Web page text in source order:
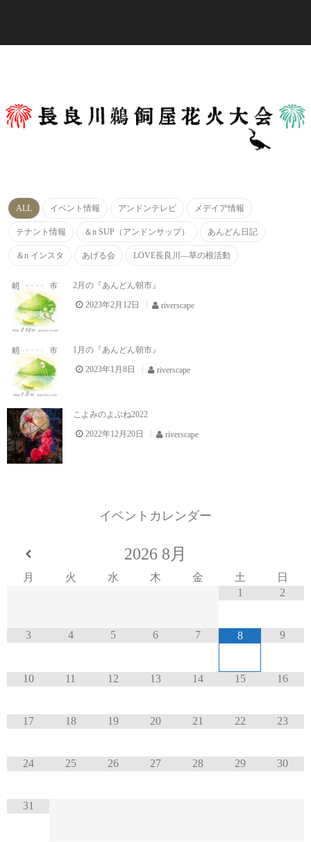
ALL イベント情報 アンドンテレビ メデイア情報
テナント情報 ＆n SUP（アンドンサップ） あんどん日記
＆n インスタ あげる会 LOVE長良川―草の根活動
2月の『あんどん朝市』
2023年2月12日
riverscape
1月の『あんどん朝市』
2023年1月8日
riverscape
こよみのよぶね2022
2022年12月20日
riverscape
イベントカレンダー
2026 8月
月 火 水 木 金 土
日
1
2
3 4 5 6 7 8 9
10 11 12 13 14 15 16
17 18 19 20 21 22 23
24 25 26 27 28 29 30
31